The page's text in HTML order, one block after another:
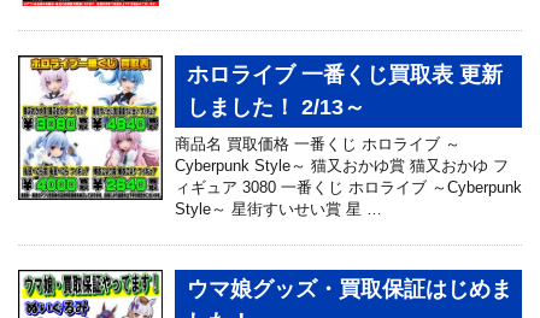
ホロライブ 一番くじ買取表 更新
しました！ 2/13～
商品名 買取価格 一番くじ ホロライブ ～
Cyberpunk Style～ 猫又おかゆ賞 猫又おかゆ フ
ィギュア 3080 一番くじ ホロライブ ～Cyberpunk
Style～ 星街すいせい賞 星 …
ウマ娘グッズ・買取保証はじめま